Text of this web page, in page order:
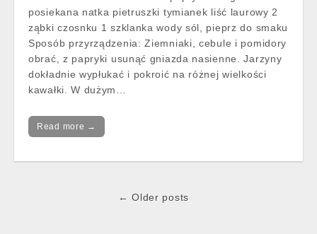
posiekana natka pietruszki tymianek liść laurowy 2
ząbki czosnku 1 szklanka wody sól, pieprz do smaku
Sposób przyrządzenia: Ziemniaki, cebule i pomidory
obrać, z papryki usunąć gniazda nasienne. Jarzyny
dokładnie wypłukać i pokroić na różnej wielkości
kawałki. W dużym…
Read more →
← Older posts